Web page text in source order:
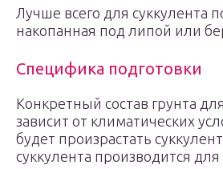
Лучше всего для суккулента
накопанная под липой или
Специфика подготовки
Конкретный состав грунта
зависит от климатических
будет произрастать
суккулента производится для